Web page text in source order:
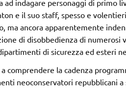
ad indagare personaggi di primo
e il suo staff, spesso e
ma ancora apparentemente
di disobbedienza di
di sicurezza ed esteri
comprendere la cadenza
neoconservatori repubblicani